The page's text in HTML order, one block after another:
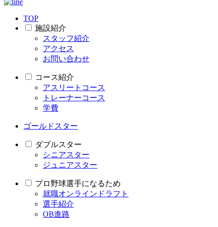
TOP
施設紹介
スタッフ紹介
アクセス
お問い合わせ
コース紹介
アスリートコース
トレーナーコース
学費
ゴールドスター
ダブルスター
シニアスター
ジュニアスター
プロ野球選手になるため
就職オンラインドラフト
選手紹介
OB進路